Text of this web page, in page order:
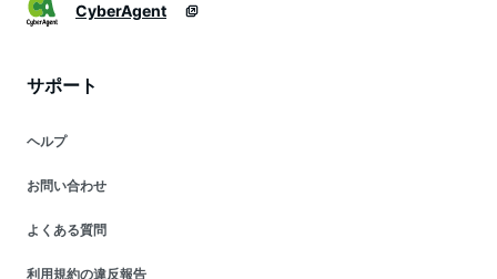
CyberAgent
サポート
ヘルプ
お問い合わせ
よくある質問
利用規約の違反報告